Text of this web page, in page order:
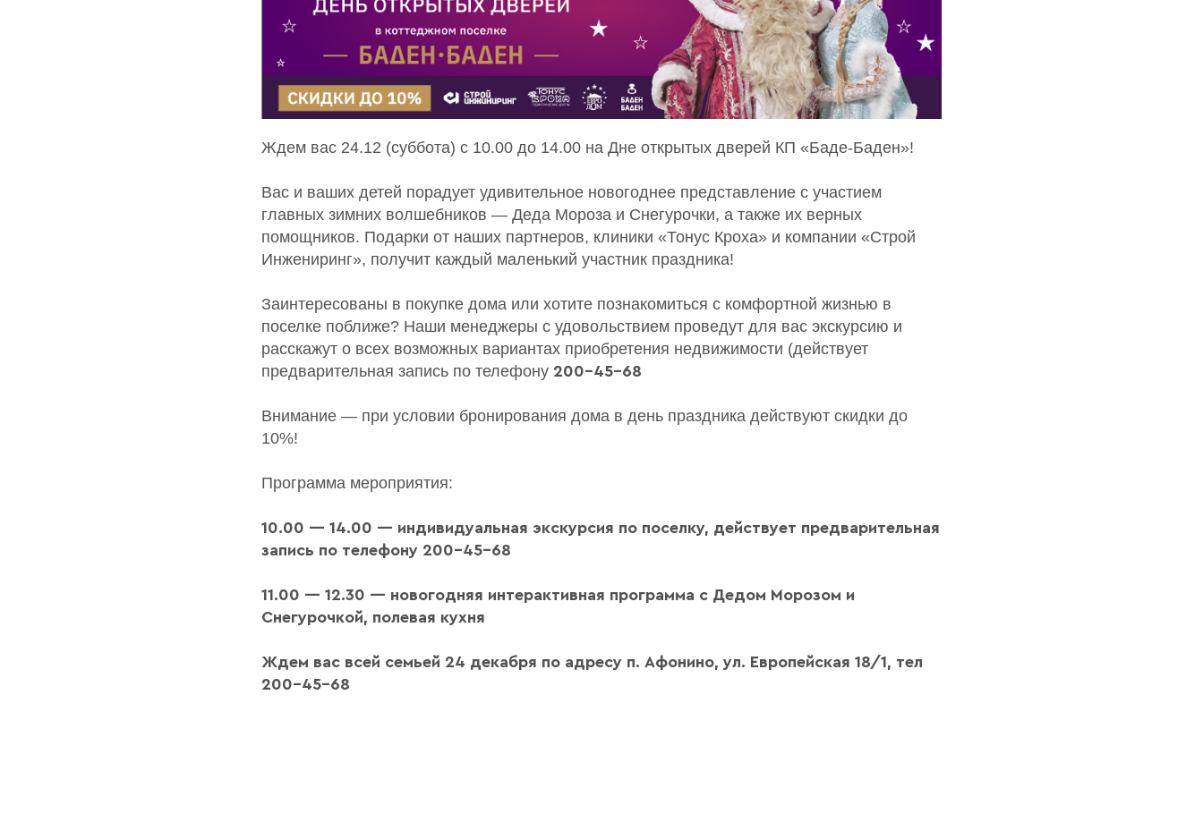
Ждем вас 24.12 (суббота) с 10.00 до 14.00 на Дне открытых дверей КП «Баде-Баден»!
Вас и ваших детей порадует удивительное новогоднее представление с участием
главных зимних волшебников — Деда Мороза и Снегурочки, а также их верных
помощников. Подарки от наших партнеров, клиники «Тонус Кроха» и компании «Строй
Инжениринг», получит каждый маленький участник праздника!
Заинтересованы в покупке дома или хотите познакомиться с комфортной жизнью в
поселке поближе? Наши менеджеры с удовольствием проведут для вас экскурсию и
расскажут о всех возможных вариантах приобретения недвижимости (действует
предварительная запись по телефону 200-45-68
Внимание — при условии бронирования дома в день праздника действуют скидки до
10%!
Программа мероприятия:
10.00 — 14.00 — индивидуальная экскурсия по поселку, действует предварительная
запись по телефону 200-45-68
11.00 — 12.30 — новогодняя интерактивная программа с Дедом Морозом и
Снегурочкой, полевая кухня
Ждем вас всей семьей 24 декабря по адресу п. Афонино, ул. Европейская 18/1, тел
200-45-68